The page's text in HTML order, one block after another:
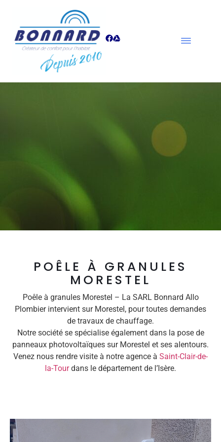
POÊLE À GRANULES
MORESTEL
Poêle à granules Morestel – La SARL Bonnard Allo
Plombier intervient sur Morestel, pour toutes demandes
de travaux de chauffage.
Notre société se spécialise également dans la pose de
panneaux photovoltaïques sur Morestel et ses alentours.
Venez nous rendre visite à notre agence à Saint-Clair-de-
la-Tourdans le département de l’Isère.